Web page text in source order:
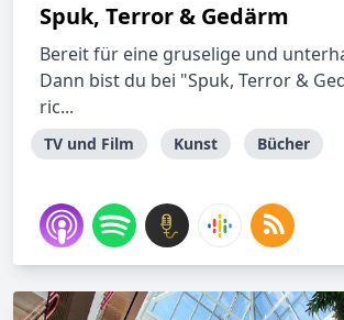
Spuk, Terror & Gedärm
Bereit für eine gruselige und
Dann bist du bei "Spuk, Terror &
ric...
TV und Film Kunst Bücher